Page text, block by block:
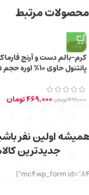
محصولات مرتبط
-6%
کرم-بالم دست و آرنج
499,000تومان 469,000تومان
اولین نفر
جدیدترین